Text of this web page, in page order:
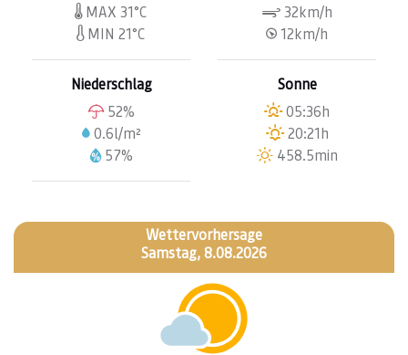
MAX 31°C
MIN 21°C
Niederschlag
52%
0.6l/m²
57%
32km/h
12km/h
Sonne
05:36h
20:21h
458.5min
Wettervorhersage
Samstag, 8.08.2026